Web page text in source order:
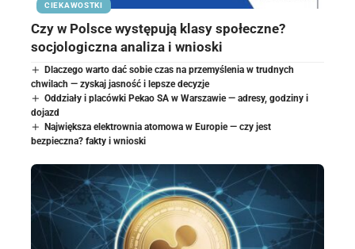
CIEKAWOSTKI
Czy w Polsce występują klasy społeczne?
socjologiczna analiza i wnioski
Dlaczego warto dać sobie czas na przemyślenia w trudnych
chwilach — zyskaj jasność i lepsze decyzje
Oddziały i placówki Pekao SA w Warszawie — adresy, godziny i
dojazd
Największa elektrownia atomowa w Europie — czy jest
bezpieczna? fakty i wnioski